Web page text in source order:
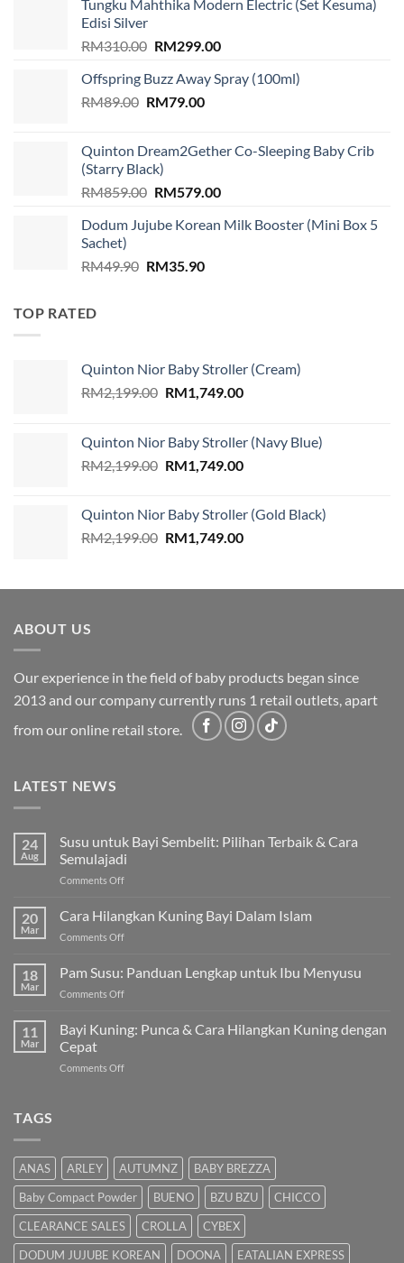
Tungku Mahthika Modern Electric (Set Kesuma)
Edisi Silver
RM310.00 Original
was:
RM310.00.
RM299.00Current
is:
Offspring Buzz Away Spray (100ml)
RM89.00 Original
RM89.00.
RM79.00Current
RM79.00.
Quinton Dream2Gether Co-Sleeping Baby Crib
(Starry Black)
RM859.00 Original
was:
RM579.00Current
is:
Dodum Jujube Korean Milk Booster (Mini Box 5
Sachet)
RM49.90 Original
RM35.90Current
TOP RATED
Quinton Nior Baby Stroller (Cream)
RM2,199.00 Original
RM2,199.00.
RM1,749.00Current
RM1,749.00.
Quinton Nior Baby Stroller (Navy Blue)
RM2,199.00 Original
RM2,199.00.
RM1,749.00Current
RM1,749.00.
Quinton Nior Baby Stroller (Gold Black)
RM2,199.00 Original
RM2,199.00.
RM1,749.00Current
RM1,749.00.
ABOUT US
Our experience in the field of baby products began since
2013 and our company currently runs 1 retail outlets, apart
from our online retail store.
LATEST NEWS
24
Aug
Susu untuk Bayi Sembelit: Pilihan Terbaik & Cara
Semulajadi
Comments Offon
untuk
Bayi
Sembelit:
Terbaik
20
Mar
Cara Hilangkan Kuning Bayi Dalam Islam
Comments Offon
Hilangkan
Kuning
Bayi
Islam
18
Mar
Pam Susu: Panduan Lengkap untuk Ibu Menyusu
Comments Offon
Susu:
Panduan
untuk
11
Mar
Bayi Kuning: Punca & Cara Hilangkan Kuning dengan
Cepat
Comments Offon
Hilangkan
Kuning
dengan
Cepat
TAGS
ANAS ARLEY AUTUMNZ
BABY BREZZA
Baby Compact Powder
BUENO BZU BZU
CHICCO
CLEARANCE SALES
CROLLA
CYBEX
DODUM JUJUBE KOREAN
DOONA
EATALIAN EXPRESS